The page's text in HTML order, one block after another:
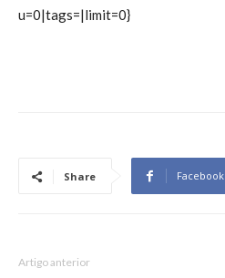
u=0|tags=|limit=0}
Share Facebook
Artigo anterior